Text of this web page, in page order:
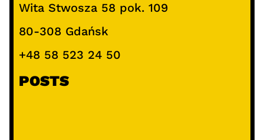
Wita Stwosza 58 pok. 109
80-308 Gdańsk
+48 58 523 24 50
POSTS